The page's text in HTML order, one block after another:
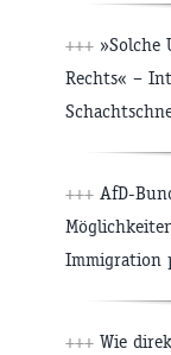
+++ »Solche
Rechts« –
+++ AfD-
Immigration
+++ Wie